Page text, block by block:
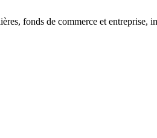
fonds de commerce et entreprise,